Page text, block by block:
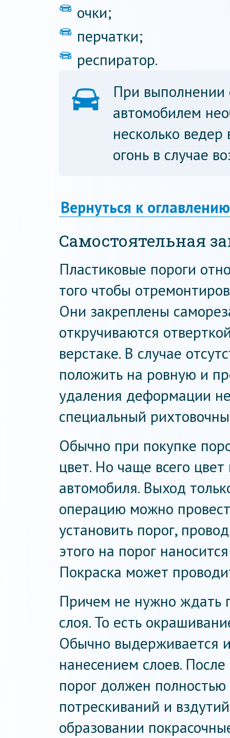
очки;
перчатки;
респиратор.
При выполнении
автомобилем
несколько
огонь в случае
Вернуться к оглавлению
Самостоятельная
Пластиковые пороги
того чтобы
Они закреплены
откручиваются
верстаке. В случае
положить на ровную и
удаления деформации
специальный
Обычно при покупке
цвет. Но чаще всего
автомобиля. Выход
операцию можно
установить порог,
этого на порог
Покраска может
Причем не нужно ждать
слоя. То есть
Обычно выдерживается
нанесением слоев.
порог должен
потрескиваний и
образовании